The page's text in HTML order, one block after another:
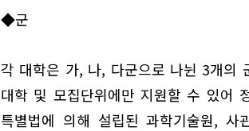
◆군
각 대학은 가, 나, 다군으로 나뉜 3개의
대학 및 모집단위에만 지원할 수 있어
특별법에 의해 설립된 과학기술원,